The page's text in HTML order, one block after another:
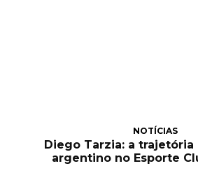
NOTÍCIAS
Diego Tarzia: a
argentino no Esporte